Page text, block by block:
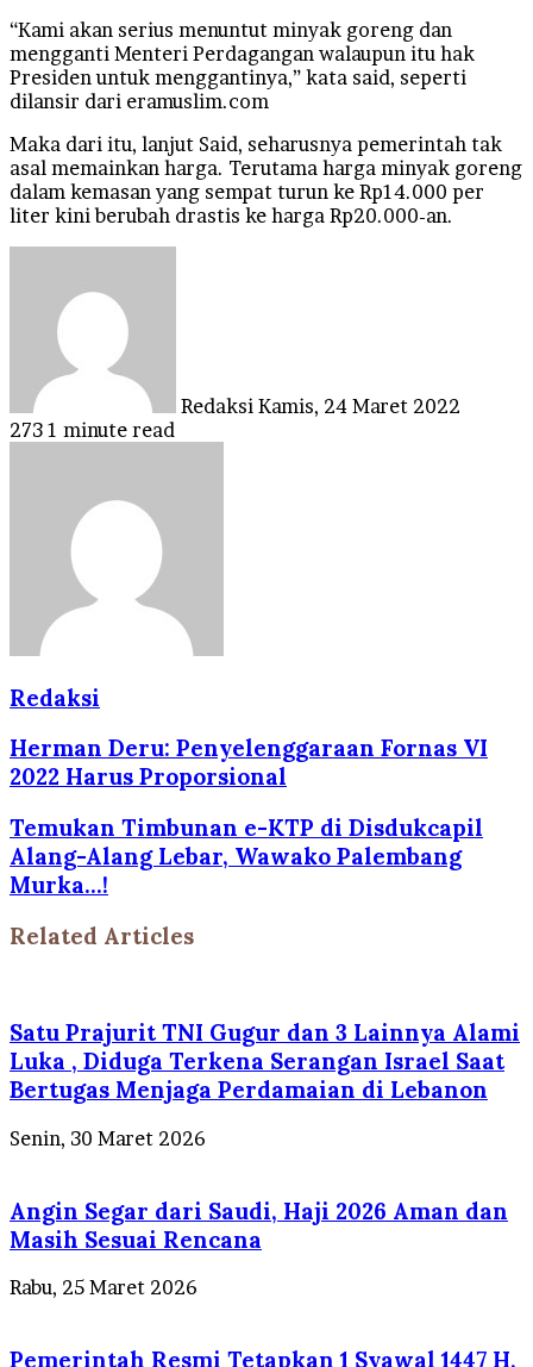
“Kami akan serius menuntut minyak goreng dan
mengganti Menteri Perdagangan walaupun itu hak
Presiden untuk menggantinya,” kata said, seperti
dilansir dari eramuslim.com
Maka dari itu, lanjut Said, seharusnya pemerintah tak
asal memainkan harga. Terutama harga minyak goreng
dalam kemasan yang sempat turun ke Rp14.000 per
liter kini berubah drastis ke harga Rp20.000-an.
Redaksi Kamis, 24 Maret 2022
273 1 minute read
Redaksi
Herman Deru: Penyelenggaraan Fornas VI
2022 Harus Proporsional
Temukan Timbunan e-KTP di Disdukcapil
Alang-Alang Lebar, Wawako Palembang
Murka...!
Related Articles
Satu Prajurit TNI Gugur dan 3 Lainnya Alami
Luka , Diduga Terkena Serangan Israel Saat
Bertugas Menjaga Perdamaian di Lebanon
Senin, 30 Maret 2026
Angin Segar dari Saudi, Haji 2026 Aman dan
Masih Sesuai Rencana
Rabu, 25 Maret 2026
Pemerintah Resmi Tetapkan 1 Syawal 1447 H,